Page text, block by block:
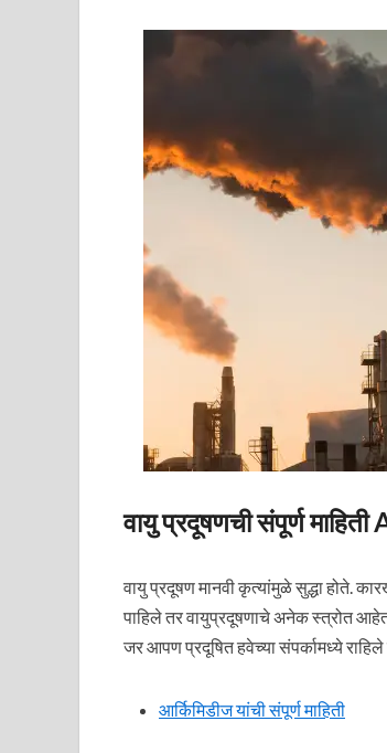
वायु प्रदूषणची संपूर्ण
वायु प्रदूषण मानवी कृत्यांमुळे सुद्धा होते.
पाहिले तर वायुप्रदूषणाचे अनेक स्त्रोत
जर आपण प्रदूषित हवेच्या संपर्कामध्ये राहिले
आर्किमिडीज यांची संपूर्ण माहिती